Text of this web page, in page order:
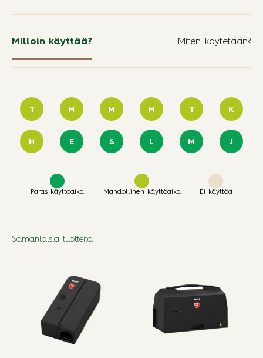
Milloin käyttää? Miten käytetään?
T H M H T K
H E S L M J
Paras käyttöaika Mahdollinen käyttöaika Ei käyttöä
Samanlaisia tuotteita